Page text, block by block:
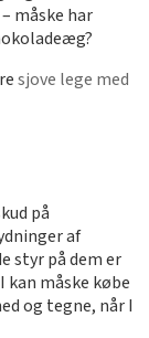
måske har
sjove lege med
på
af
styr på dem er
måske købe
og tegne, når I